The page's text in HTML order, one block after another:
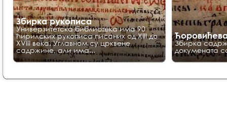
Збирка рукописа
Универзитетска библиотека има 90
ћирилских рукописа писаних од XIII до
XVIII века. Углавном су црквене
садржине, али има...
Збирка
докумената